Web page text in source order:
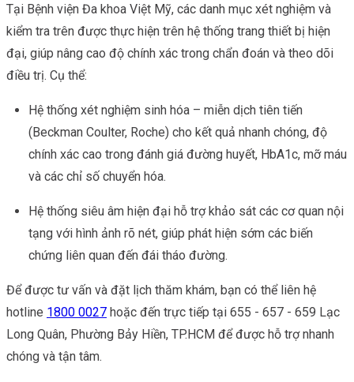
Tại Bệnh viện Đa khoa Việt Mỹ, các danh mục xét nghiệm và
kiểm tra trên được thực hiện trên hệ thống trang thiết bị hiện
đại, giúp nâng cao độ chính xác trong chẩn đoán và theo dõi
điều trị. Cụ thể:
Hệ thống xét nghiệm sinh hóa – miễn dịch tiên tiến
(Beckman Coulter, Roche) cho kết quả nhanh chóng, độ
chính xác cao trong đánh giá đường huyết, HbA1c, mỡ máu
và các chỉ số chuyển hóa.
Hệ thống siêu âm hiện đại hỗ trợ khảo sát các cơ quan nội
tạng với hình ảnh rõ nét, giúp phát hiện sớm các biến
chứng liên quan đến đái tháo đường.
Để được tư vấn và đặt lịch thăm khám, bạn có thể liên hệ
hotline 1800 0027 hoặc đến trực tiếp tại 655 - 657 - 659 Lạc
Long Quân, Phường Bảy Hiền, TP.HCM để được hỗ trợ nhanh
chóng và tận tâm.